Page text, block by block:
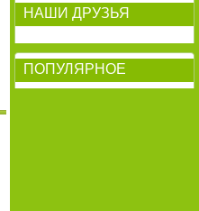
НАШИ ДРУЗЬЯ
ПОПУЛЯРНОЕ